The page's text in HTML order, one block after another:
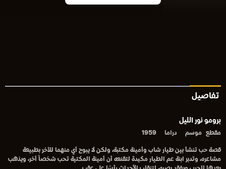
تفاصيل
برومو نور الليل
مقطع موسم دراما 1959
قصة حب تنشأ بين طيار شاب وأمينة مكتبة، ولكن لا يبوح أي منهما للآخر بطبيعة
مشاعره، وتدبر ابنة عم الطيار مكيدة لتقنعه أن أمينة المكتية تحب شخصاً أخر، ويذهب